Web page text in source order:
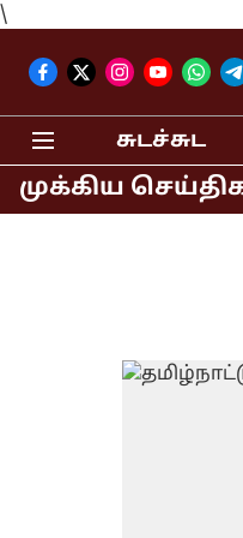
\
சுடச்சுட
முக்கிய
400 கோடி